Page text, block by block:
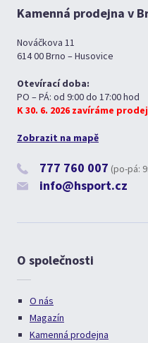
Kamenná prodejna v
Nováčkova 11
614 00 Brno – Husovice
Otevírací doba:
PO – PÁ: od 9:00 do 17:00 hod
K 30. 6. 2026 zavíráme
Zobrazit na mapě
777 760 007 (po-pá:
info@hsport.cz
O společnosti
O nás
Magazín
Kamenná prodejna